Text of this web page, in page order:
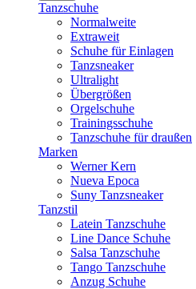
Tanzschuhe
Normalweite
Extraweit
Schuhe für Einlagen
Tanzsneaker
Ultralight
Übergrößen
Orgelschuhe
Trainingsschuhe
Tanzschuhe für draußen
Marken
Werner Kern
Nueva Epoca
Suny Tanzsneaker
Tanzstil
Latein Tanzschuhe
Line Dance Schuhe
Salsa Tanzschuhe
Tango Tanzschuhe
Anzug Schuhe